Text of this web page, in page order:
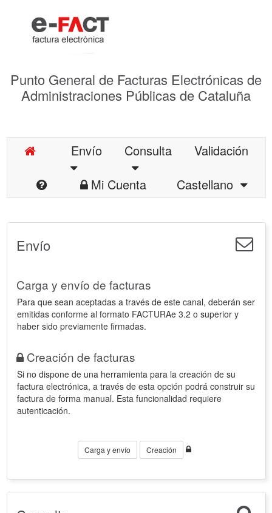
Punto General de Facturas Electrónicas de
Administraciones Públicas de Cataluña
Envío Consulta
Validación
Mi Cuenta
Castellano
Envío
Carga y envío de facturas
Para que sean aceptadas a través de este canal, deberán ser
emitidas conforme al formato FACTURAe 3.2 o superior y
haber sido previamente firmadas.
Creación de facturas
Si no dispone de una herramienta para la creación de su
factura electrónica, a través de esta opción podrá construir su
factura de forma manual. Esta funcionalidad requiere
autenticación.
Carga y envío Creación